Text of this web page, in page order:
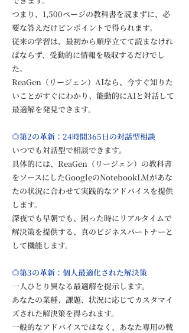
つまり、1,500ページの教科書を読まずに、必
要な答えだけピンポイントで得られます。
従来の学習は、最初から順序立てて読まなけれ
ばならず、受動的に情報を吸収するだけでし
た。
ReaGen（リージェン）AIなら、今すぐ知りた
いことがすぐにわかり、能動的にAIと対話して
最適解を発見できます。
◎第2の革新：24時間365日の対話型相談
いつでも対話型で相談できます。
具体的には、ReaGen（リージェン）の教科書
をソースにしたGoogleのNotebookLMがあな
たの状況に合わせて実践的なアドバイスを提供
します。
深夜でも早朝でも、困った時にリアルタイムで
解決策を提供する、真のビジネスパートナーと
して機能します。
◎第3の革新：個人最適化された解決策
一人ひとり異なる最適解を提示します。
あなたの業種、課題、状況に応じてカスタマイ
ズされた解決策を得られます。
一般的なアドバイスではなく、あなた専用の戦